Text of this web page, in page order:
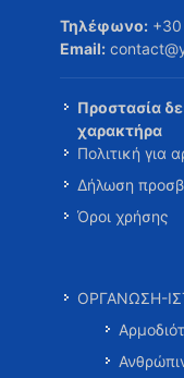
Τηλέφωνο: +30
Email:
Προστασία
χαρακτήρα
Πολιτική για
Δήλωση
Όροι χρήσης
ΟΡΓΑΝΩΣΗ-